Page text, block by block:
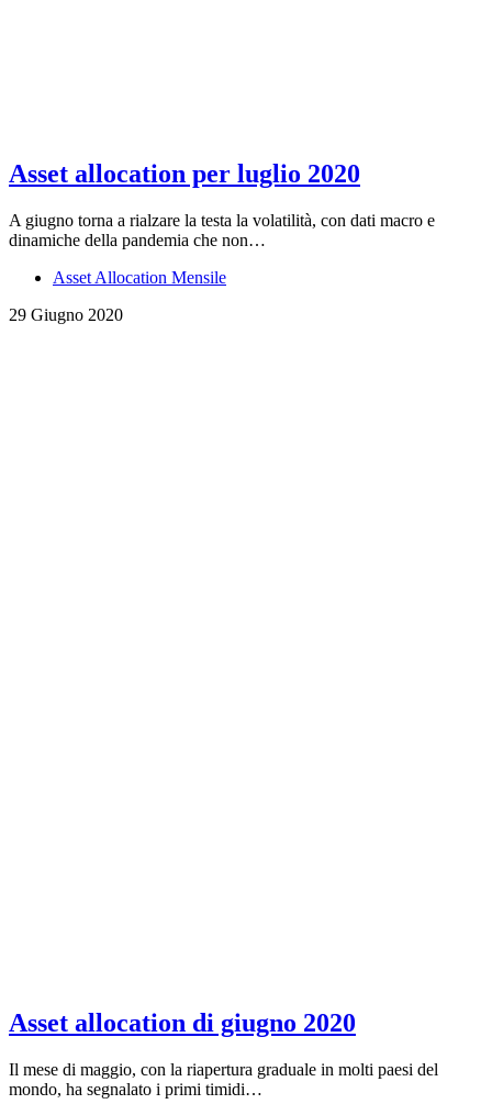
Asset allocation per luglio 2020
A giugno torna a rialzare la testa la volatilità, con dati macro e
dinamiche della pandemia che non…
Asset Allocation Mensile
29 Giugno 2020
Asset allocation di giugno 2020
Il mese di maggio, con la riapertura graduale in molti paesi del
mondo, ha segnalato i primi timidi…